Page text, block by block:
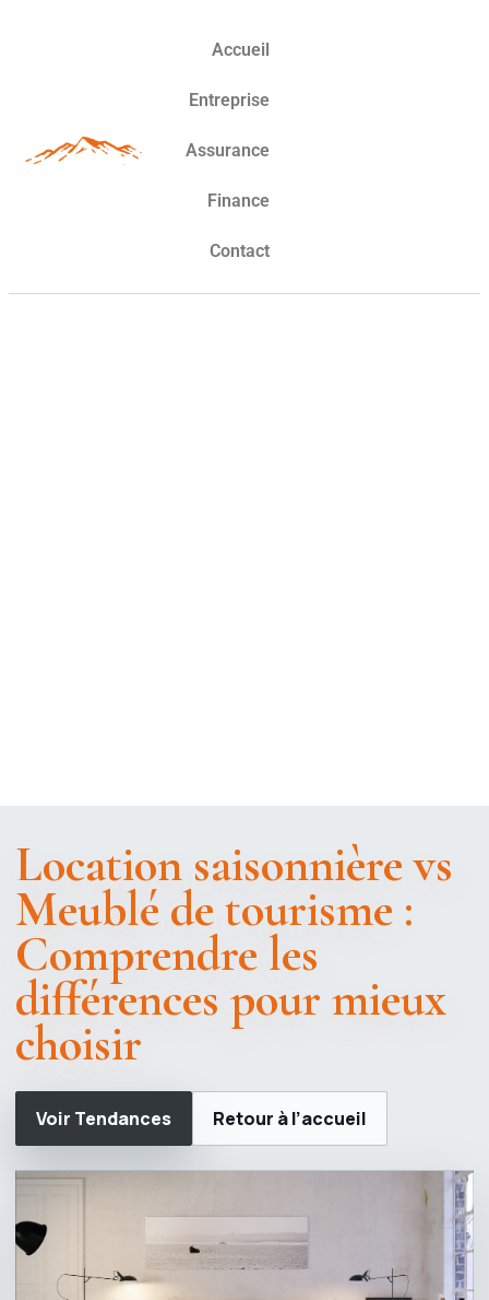
Accueil
Entreprise
Assurance
Finance
Contact
Location saisonnière vs
Meublé de tourisme :
Comprendre les
différences pour mieux
choisir
Voir Tendances Retour à l’accueil